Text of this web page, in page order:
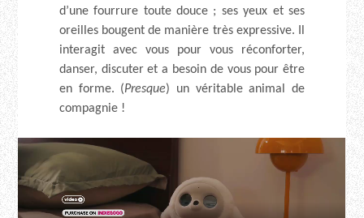
d’une fourrure toute douce ; ses yeux et ses
oreilles bougent de manière très expressive. Il
interagit avec vous pour vous réconforter,
danser, discuter et a besoin de vous pour être
en forme. (Presque) un véritable animal de
compagnie !